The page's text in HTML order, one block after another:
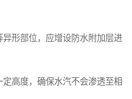
形部位，应增设防水附加层进
高度，确保水汽不会渗透至相